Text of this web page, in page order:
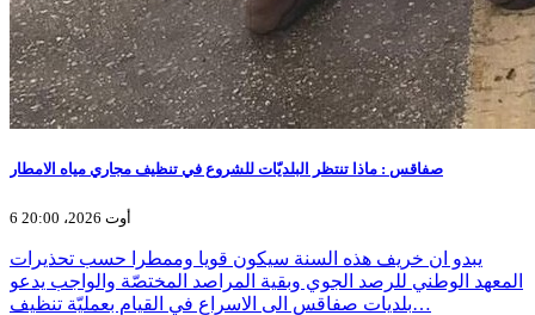
صفاقس : ماذا تنتظر البلديّات للشروع في تنظيف مجاري مياه الامطار
6 أوت 2026، 20:00
يبدو ان خريف هذه السنة سيكون قويا وممطرا حسب تحذيرات
المعهد الوطني للرصد الجوي وبقية المراصد المختصّة والواجب يدعو
بلديات صفاقس الى الاسراع في القيام بعمليّة تنظيف…